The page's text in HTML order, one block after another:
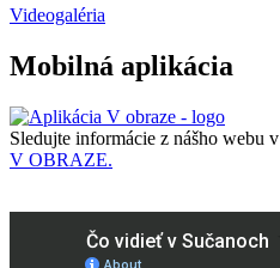
Videogaléria
Mobilná aplikácia
Sledujte informácie z nášho webu v
V OBRAZE.